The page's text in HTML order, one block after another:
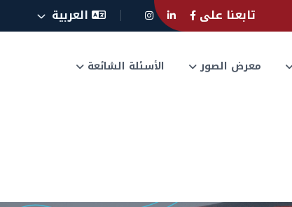
تابعنا على العربية
معرض الصور الأسئلة الشائعة